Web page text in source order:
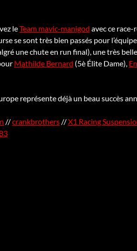
leTeam mavic-manigod avec ce
se sont très bien passés pour
une chute en run final), une très
Mathilde Bernard (5è Élite Dame),
représente déjà un beau succès
//crankbrothers //X1 Racing